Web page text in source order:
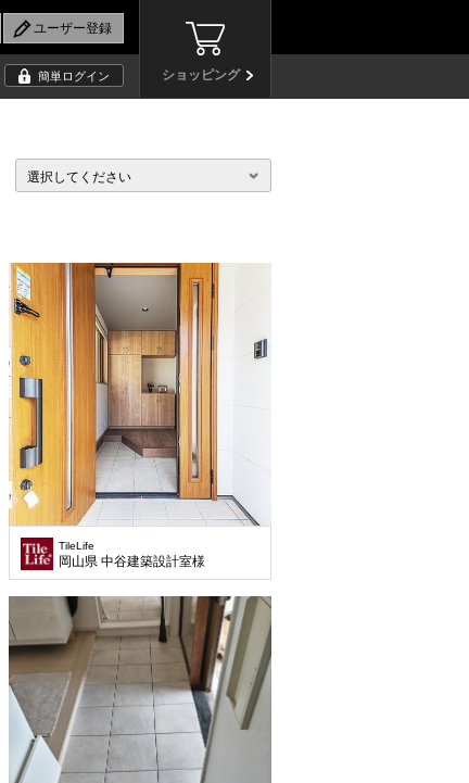
ショッピング
簡単ログイン
選択してください
TileLife
岡山県 中谷建築設計室様